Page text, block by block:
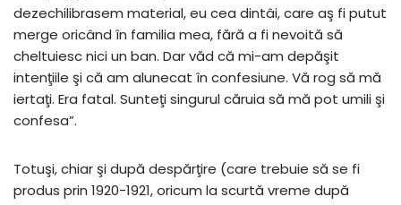
dezechilibrasem material, eu cea dintâi, care aş fi putut
merge oricând în familia mea, fără a fi nevoită să
cheltuiesc nici un ban. Dar văd că mi-am depăşit
intenţiile şi că am alunecat în confesiune. Vă rog să mă
iertaţi. Era fatal. Sunteţi singurul căruia să mă pot umili şi
confesa”.
Totuşi, chiar şi după despărţire (care trebuie să se fi
produs prin 1920-1921, oricum la scurtă vreme după